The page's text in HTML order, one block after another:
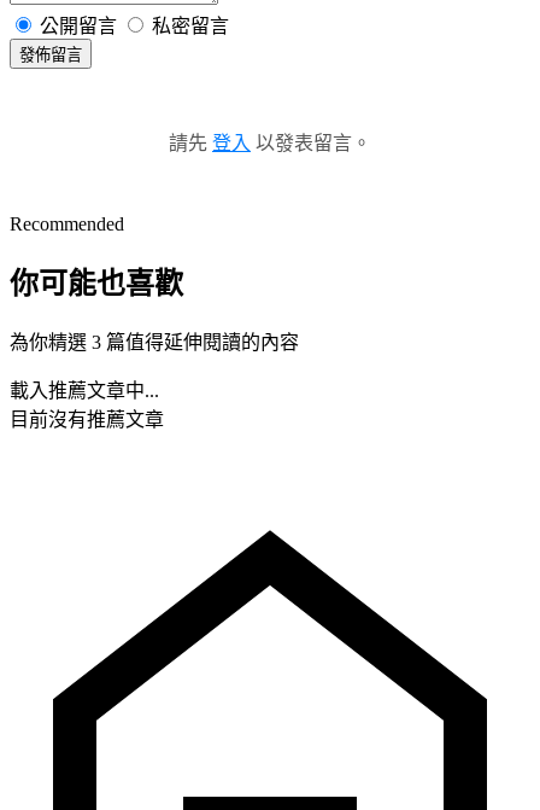
公開留言 私密留言
發佈留言
請先 登入 以發表留言。
Recommended
你可能也喜歡
為你精選 3 篇值得延伸閱讀的內容
載入推薦文章中...
目前沒有推薦文章